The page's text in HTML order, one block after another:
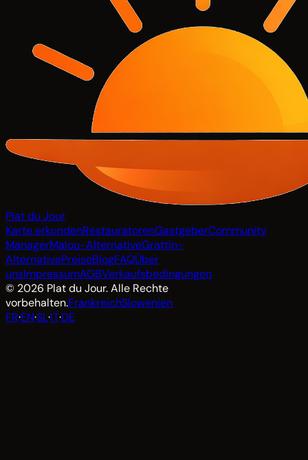
Plat du Jour
Karte erkundenRestauratorenGastgeberCommunity
ManagerMalou-AlternativeGrattin-
AlternativePreiseBlogFAQÜber
unsImpressumAGBVerkaufsbedingungen
© 2026 Plat du Jour. Alle Rechte
vorbehalten.FrankreichSlowenien
FR·EN·SL·IT·DE